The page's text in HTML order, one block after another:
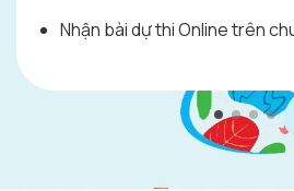
Nhận bài dự thi Online trên